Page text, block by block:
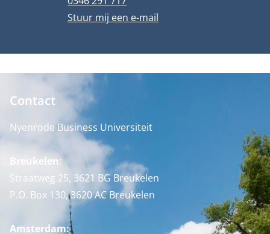
E-mailadres
Stuur mij een e-mail
Contact
Nyenrode Business Universiteit
Breukelen:
Straatweg 25, 3621 BG Breukelen
P.O. Box 130, 3620 AC Breukelen
Amsterdam: